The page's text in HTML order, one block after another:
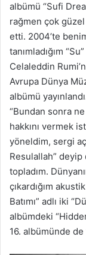
albümü “Sufi
rağmen çok
etti. 2004’te
tanımladığım
Celaleddin
Avrupa Dünya
albümü
“Bundan sonra
hakkını vermek
yöneldim, sergi
Resulallah” deyip
topladım.
çıkardığım
Batımı” adlı iki
albümdeki
16. albümünde de